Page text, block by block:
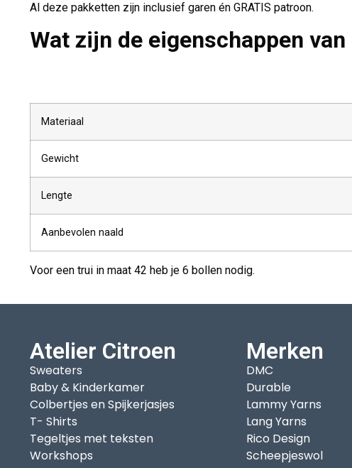
Al deze pakketten zijn inclusief garen én GRATIS patroon.
Wat zijn de eigenschappen van
Materiaal
Gewicht
Lengte
Aanbevolen naald
Voor een trui in maat 42 heb je 6 bollen nodig.
Atelier Citroen
Sweaters
Baby & Kinderkamer
Colbertjes en Spijkerjasjes
T- Shirts
Tegeltjes met teksten
Workshops
Merken
DMC
Durable
Lammy Yarns
Lang Yarns
Rico Design
Scheepjeswol